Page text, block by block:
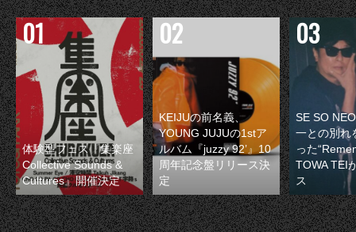
体験型フェス『集楽座
Collective Sounds &
Cultures』開催決定
KEIJUの前名義、
YOUNG JUJUの1stア
ルバム『juzzy 92’』10
周年記念盤リリース決
定
SE SO
一との別れ
った
TOWA TEI
ス